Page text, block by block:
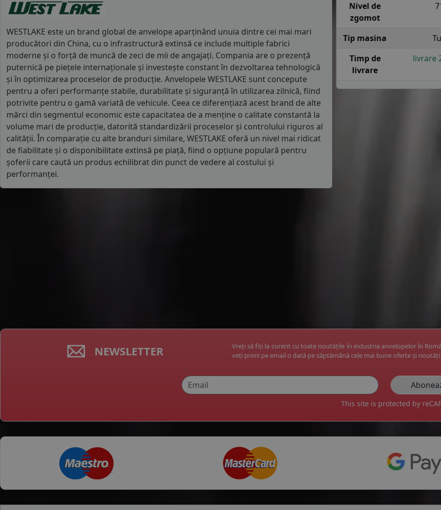
WESTLAKE este un brand global de anvelope aparținând unuia dintre cei mai mari
producători din China, cu o infrastructură extinsă ce include multiple fabrici
moderne și o forță de muncă de zeci de mii de angajați. Compania are o prezență
puternică pe piețele internaționale și investește constant în dezvoltarea tehnologică
și în optimizarea proceselor de producție. Anvelopele WESTLAKE sunt concepute
pentru a oferi performanțe stabile, durabilitate și siguranță în utilizarea zilnică, fiind
potrivite pentru o gamă variată de vehicule. Ceea ce diferențiază acest brand de alte
mărci din segmentul economic este capacitatea de a menține o calitate constantă la
volume mari de producție, datorită standardizării proceselor și controlului riguros al
calității. În comparație cu alte branduri similare, WESTLAKE oferă un nivel mai ridicat
de fiabilitate și o disponibilitate extinsă pe piață, fiind o opțiune populară pentru
șoferii care caută un produs echilibrat din punct de vedere al costului și
performanței.
Nivel de
zgomot
Tip masina
Timp de
livrare
livrare
NEWSLETTER
Vreți să fiți la curent cu toate noutățile în industria anvelopelor în
veți primi pe email o dată pe săptămână cele mai bune oferte și noutăți.
This site is protected by